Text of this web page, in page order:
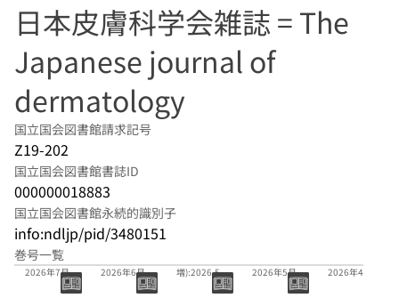
日本皮膚科学会雑誌 = The
Japanese journal of
dermatology
国立国会図書館請求記号
Z19-202
国立国会図書館書誌ID
000000018883
国立国会図書館永続的識別子
info:ndljp/pid/3480151
巻号一覧
136巻8号
2026年7月
2026年6月
増):2026.5
2026年5月
2026年4月